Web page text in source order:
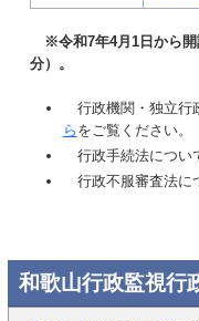
※令和7年4月1日から開
分）。
行政機関・独立行
ら をご覧ください。
行政手続法につい
行政不服審査法に
和歌山行政監視行